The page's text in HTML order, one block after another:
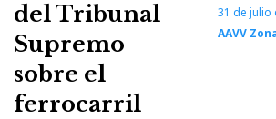
del Tribunal
Supremo
sobre el
ferrocarril
31 de julio
AAVV